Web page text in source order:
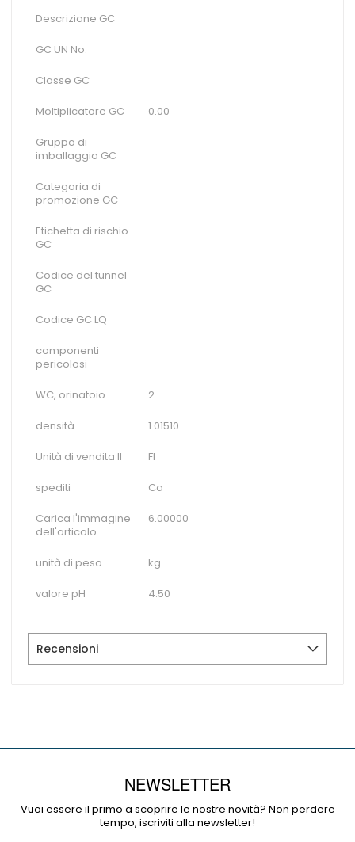
Descrizione GC
GC UN No.
Classe GC
Moltiplicatore GC 0.00
Gruppo di
imballaggio GC
Categoria di
promozione GC
Etichetta di rischio
GC
Codice del tunnel
GC
Codice GC LQ
componenti
pericolosi
WC, orinatoio 2
densità 1.01510
Unità di vendita II Fl
spediti Ca
Carica l'immagine
dell'articolo
6.00000
unità di peso kg
valore pH 4.50
Recensioni
NEWSLETTER
Vuoi essere il primo a scoprire le nostre novità? Non perdere
tempo, iscriviti alla newsletter!